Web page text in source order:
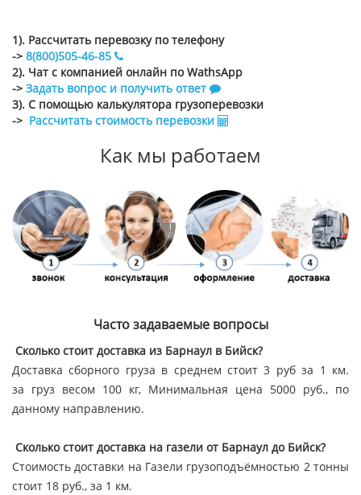
1). Рассчитать перевозку по телефону
-> 8(800)505-46-85
2). Чат с компанией онлайн по WathsApp
-> Задать вопрос и получить ответ
3). С помощью калькулятора грузоперевозки
-> Рассчитать стоимость перевозки
Как мы работаем
Часто задаваемые вопросы
Сколько стоит доставка из Барнаул в Бийск?
Доставка сборного груза в среднем стоит 3 руб за 1 км.
за груз весом 100 кг, Минимальная цена 5000 руб., по
данному направлению.
Сколько стоит доставка на газели от Барнаул до Бийск?
Стоимость доставки на Газели грузоподъёмностью 2 тонны
стоит 18 руб., за 1 км.